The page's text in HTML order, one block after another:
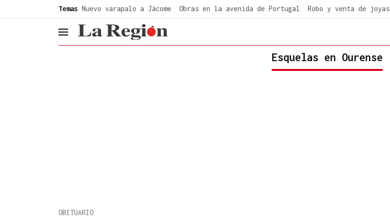
Temas Nuevo varapalo a Jácome Obras en la avenida de Portugal Robo y venta de joyas
header.menu.open
Esquelas en Ourense
OBITUARIO